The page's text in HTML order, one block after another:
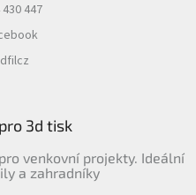
430 447
3d tisk
venkovní projekty. Ideální
a zahradníky